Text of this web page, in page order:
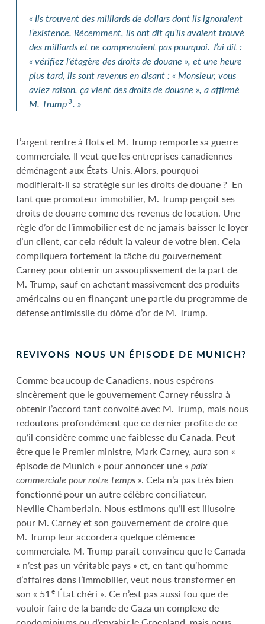
«Ils trouvent des milliards de dollars dont ils ignoraient
l’existence. Récemment, ils ont dit qu’ils avaient trouvé
des milliards et ne comprenaient pas pourquoi. J’ai dit:
«vérifiez l’étagère des droits de douane », et une heure
plus tard, ils sont revenus en disant: «Monsieur, vous
aviez raison, ça vient des droits de douane », a affirmé
M. Trump3. »
L’argent rentre à flots et M. Trump remporte sa guerre
commerciale. Il veut que les entreprises canadiennes
déménagent aux États-Unis. Alors, pourquoi
modifierait-il sa stratégie sur les droits de douane ? En
tant que promoteur immobilier, M. Trump perçoit ses
droits de douane comme des revenus de location. Une
règle d’or de l’immobilier est de ne jamais baisser le loyer
d’un client, car cela réduit la valeur de votre bien. Cela
compliquera fortement la tâche du gouvernement
Carney pour obtenir un assouplissement de la part de
M. Trump, sauf en achetant massivement des produits
américains ou en finançant une partie du programme de
défense antimissile du dôme d’or de M. Trump.
REVIVONS-NOUS UN ÉPISODE DE MUNICH?
Comme beaucoup de Canadiens, nous espérons
sincèrement que le gouvernement Carney réussira à
obtenir l’accord tant convoité avec M. Trump, mais nous
redoutons profondément que ce dernier profite de ce
qu’il considère comme une faiblesse du Canada. Peut-
être que le Premier ministre, Mark Carney, aura son «
épisode de Munich » pour annoncer une « paix
commerciale pour notre temps ». Cela n’a pas très bien
fonctionné pour un autre célèbre conciliateur,
Neville Chamberlain. Nous estimons qu’il est illusoire
pour M. Carney et son gouvernement de croire que
M. Trump leur accordera quelque clémence
commerciale. M. Trump paraît convaincu que le Canada
« n’est pas un véritable pays » et, en tant qu’homme
d’affaires dans l’immobilier, veut nous transformer en
son « 51e État chéri ». Ce n’est pas aussi fou que de
vouloir faire de la bande de Gaza un complexe de